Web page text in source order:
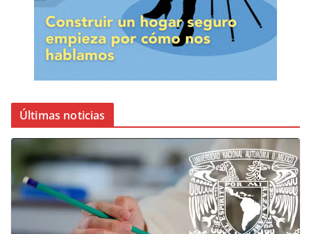
Últimas noticias